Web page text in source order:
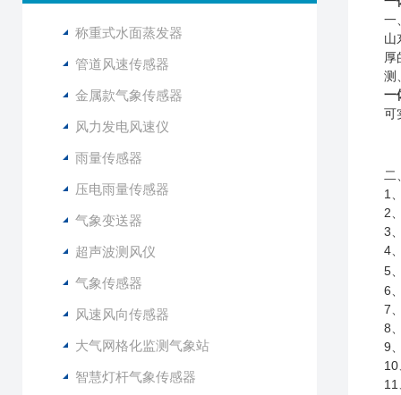
称重式水面蒸发器
管道风速传感器
金属款气象传感器
风力发电风速仪
雨量传感器
压电雨量传感器
气象变送器
超声波测风仪
气象传感器
风速风向传感器
大气网格化监测气象站
智慧灯杆气象传感器
一
山
厚
测
一
可
二
1
2
3
4
5
6
7
8
9
10
11